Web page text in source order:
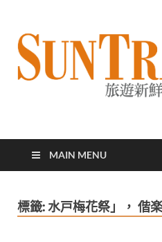
太陽網
MAIN MENU
標籤:水戸梅花祭」， 偕